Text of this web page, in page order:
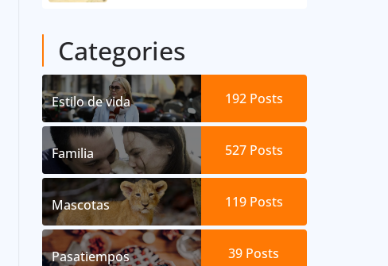
Categories
Estilo de vida 192 Posts
Familia 527 Posts
Mascotas 119 Posts
Pasatiempos 39 Posts